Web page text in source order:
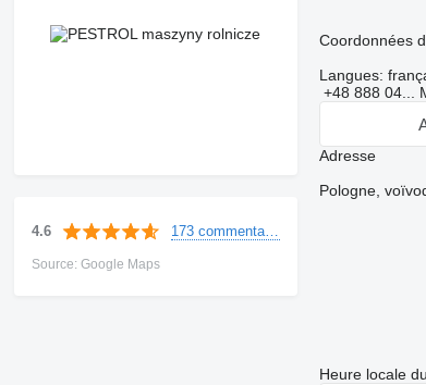
4.6
Source: Google Maps
Coordonnées
Langues:
+48 888 04...
Adresse
Pologne,
Heure locale